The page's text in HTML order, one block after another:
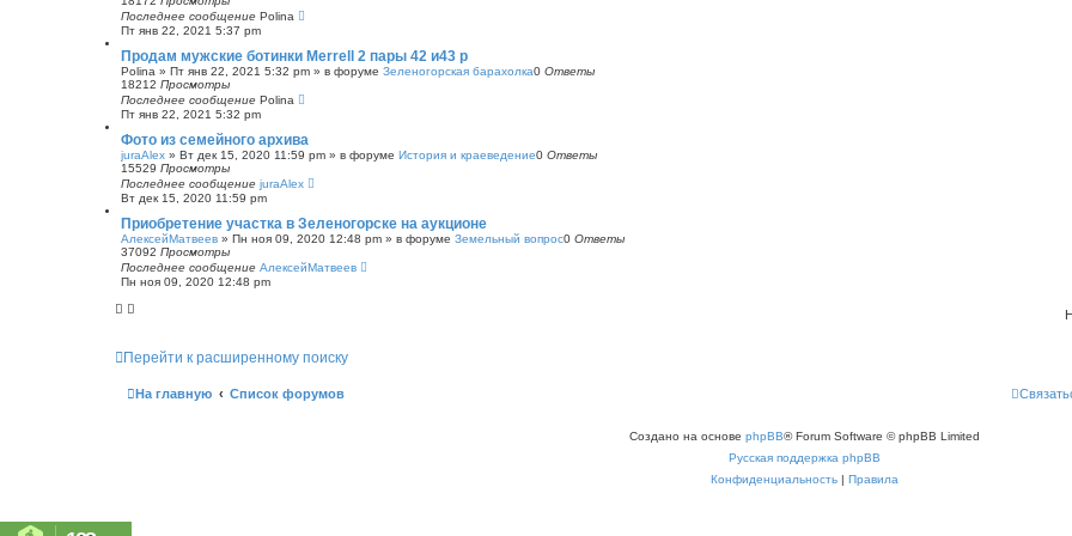
Последнее сообщение Polina
Пт янв 22, 2021 5:37 pm
Продам мужские ботинки Merrell 2 пары 42 и43 р
Polina » Пт янв 22, 2021 5:32 pm » в форуме Зеленогорская барахолка0 Ответы
18212 Просмотры
Последнее сообщение Polina
Пт янв 22, 2021 5:32 pm
Фото из семейного архива
juraAlex » Вт дек 15, 2020 11:59 pm » в форуме История и краеведение0 Ответы
15529 Просмотры
Последнее сообщение juraAlex
Вт дек 15, 2020 11:59 pm
Приобретение участка в Зеленогорске на аукционе
АлексейМатвеев » Пн ноя 09, 2020 12:48 pm » в форуме Земельный вопрос0 Ответы
37092 Просмотры
Последнее сообщение АлексейМатвеев
Пн ноя 09, 2020 12:48 pm
Перейти к расширенному поиску
На главную Список форумов
Создано на основе phpBB® Forum Software © phpBB Limited
Русская поддержка phpBB
Конфиденциальность| Правила